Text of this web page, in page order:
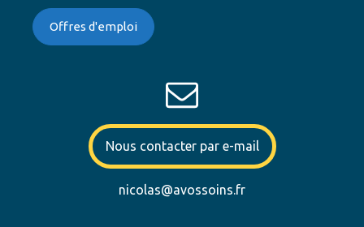
Offres d'emploi
Nous contacter par e-mail
nicolas@avossoins.fr